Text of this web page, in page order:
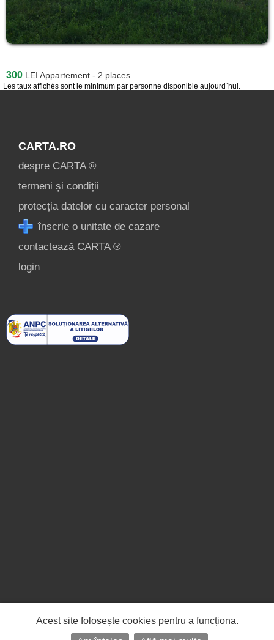
Les taux affichés sont le minimum par personne disponible aujourd`hui.
300 LEI Appartement - 2 places
[27 offers à 63.7 km]
cazare
CARTA.RO
despre CARTA ®
termeni și condiții
protecția datelor cu caracter personal
înscrie o unitate de cazare
contactează CARTA ®
login
Acest site folosește cookies pentru a funcționa.